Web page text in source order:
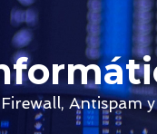
Antispam